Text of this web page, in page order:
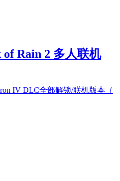
of Rain 2 多人联机